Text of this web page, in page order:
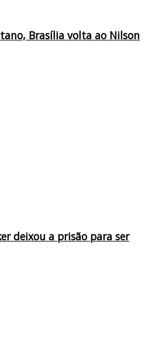
Brasília volta ao Nilson
deixou a prisão para ser